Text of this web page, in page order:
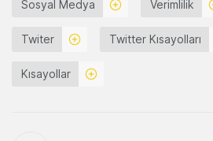
Sosyal Medya Verimlilik
Twiter Twitter Kısayolları
Kısayollar